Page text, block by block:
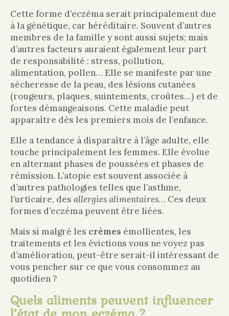
Cette forme d’eczéma serait principalement due
à la génétique, car héréditaire. Souvent d’autres
membres de la famille y sont aussi sujets; mais
d’autres facteurs auraient également leur part
de responsabilité : stress, pollution,
alimentation, pollen… Elle se manifeste par une
sécheresse de la peau, des lésions cutanées
(rougeurs, plaques, suintements, croûtes…) et de
fortes démangeaisons. Cette maladie peut
apparaître dès les premiers mois de l’enfance.
Elle a tendance à disparaître à l’âge adulte, elle
touche principalement les femmes. Elle évolue
en alternant phases de poussées et phases de
rémission. L’atopie est souvent associée à
d’autres pathologies telles que l’asthme,
l’urticaire, des allergies alimentaires… Ces deux
formes d’eczéma peuvent être liées.
Mais si malgré les crèmes émollientes, les
traitements et les évictions vous ne voyez pas
d’amélioration, peut-être serait-il intéressant de
vous pencher sur ce que vous consommez au
quotidien ?
Quels aliments peuvent influencer